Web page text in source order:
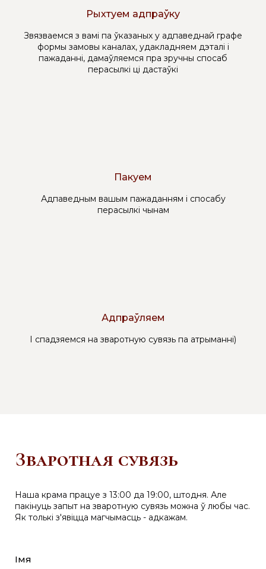
Рыхтуем адпраўку
Звязваемся з вамі па ўказаных у адпаведнай графе
формы замовы каналах, удакладняем дэталі і
пажаданні, дамаўляемся пра зручны спосаб
перасылкі ці дастаўкі
Пакуем
Адпаведным вашым пажаданням і спосабу
перасылкі чынам
Адпраўляем
І спадзяемся на зваротную сувязь па атрыманні)
Зваротная сувязь
Наша крама працуе з 13:00 да 19:00, штодня. Але
пакінуць запыт на зваротную сувязь можна ў любы час.
Як толькі з'явіцца магчымасць - адкажам.
Імя